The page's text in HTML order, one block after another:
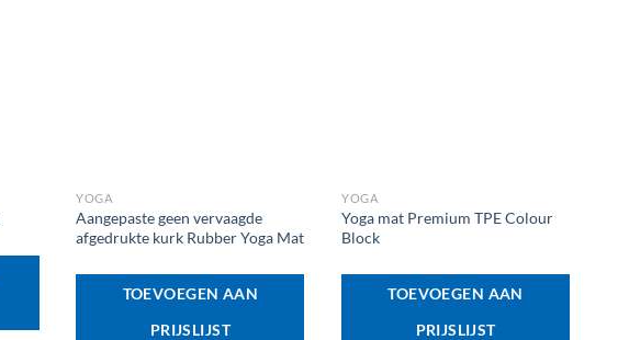
YOGA
Aangepaste geen vervaagde
afgedrukte kurk Rubber Yoga Mat
TOEVOEGEN AAN
PRIJSLIJST
YOGA
Yoga mat Premium TPE Colour
Block
TOEVOEGEN AAN
PRIJSLIJST